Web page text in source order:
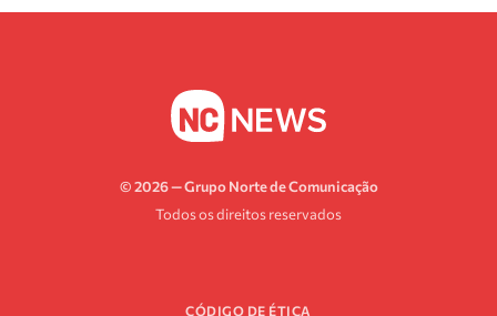
© 2026 — Grupo Norte de Comunicação
Todos os direitos reservados
CÓDIGO DE ÉTICA